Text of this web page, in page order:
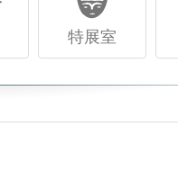
特展室